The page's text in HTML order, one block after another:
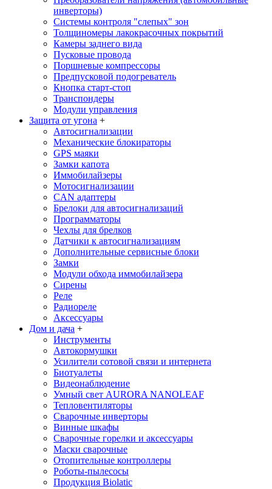
инверторы)
Системы контроля "слепых" зон
Толщиномеры лакокрасочных покрытий
Камеры заднего вида
Пусковые провода
Поршневые компрессоры
Предпусковой подогреватель
Кнопка старт-стоп
Транспондеры
Модули управления
Защита от угона +
Автосигнализации
Механические блoкираторы
GPS маяки
Замки капота
Иммобилайзеры
Мотосигнализации
CAN адаптеры
Брелоки для автосигнализаций
Программаторы
Чехлы для брелков
Датчики к автосигнализациям
Дополнительные сервисные блоки
Замки
Модули обхода иммобилайзера
Сирены
Реле
Радиореле
Аксессуары
Дом и дача +
Инструменты
Автокормушки
Усилители сотовой связи и интернета
Биотуалеты
Видеонаблюдение
Умный свет AURORA NANOLEAF
Тепловентиляторы
Сварочные инверторы
Винные шкафы
Сварочные горелки и аксессуары
Маски сварочные
Отопительные контроллеры
Роботы-пылесосы
Продукция Biolatic